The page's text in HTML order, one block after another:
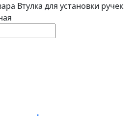
Втулка для установки ручек